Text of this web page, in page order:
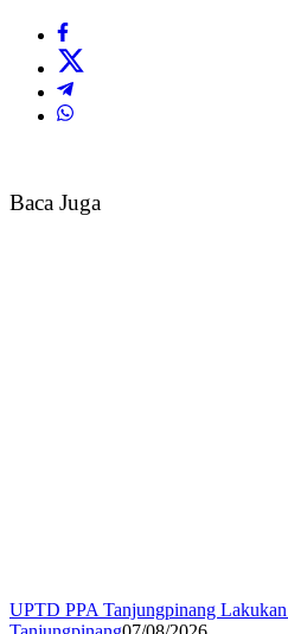
Baca Juga
UPTD PPA Tanjungpinang